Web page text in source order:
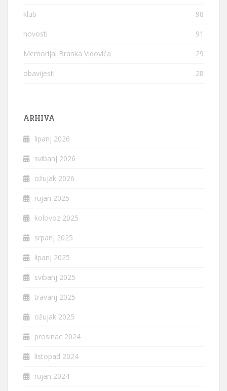
klub 98
novosti 91
Memorijal Branka Vidovića 29
obavijesti 28
ARHIVA
lipanj 2026
svibanj 2026
ožujak 2026
rujan 2025
kolovoz 2025
srpanj 2025
lipanj 2025
svibanj 2025
travanj 2025
ožujak 2025
prosinac 2024
listopad 2024
rujan 2024